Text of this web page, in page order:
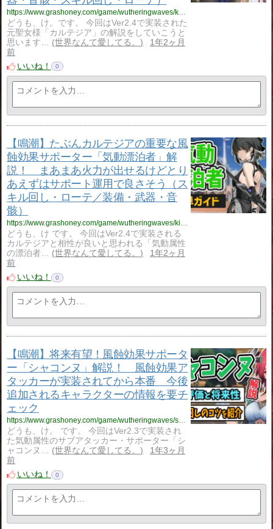
https://www.grashoney.com/game/wutheringwaves/karutezia_kaisetu
どうも、け。です。 今回はVer2.4で実装された
元聖女様「カルテジア」の解説をしていこうと
思います…
世界なんて愛してる。
1年2ヶ月
前
いいね！
0
【鳴潮】たぶんカルテジアの重要な風
蝕効果サポーター「気動漂泊者」解
説！ まあまあ火力が出せるけどとり
あえずはサポート運用で良さそう（ス
キル回し・ローテ／装備・武器・音
骸）
https://www.grashoney.com/game/wutheringwaves/kidou-hyouhakusya_kaisetu
どうも、け です。 今回はVer2.4で実装される
カルテジアと相性が良いと思われる「気動属性
の漂泊者…
世界なんて愛してる。
1年2ヶ月
前
いいね！
0
【鳴潮】将来有望！風蝕効果サポータ
ー「シャコンヌ」解説！ 風蝕効果ア
タッカーが実装されてから本番 今後
追加されるキャラクターの情報を要チ
ェック
https://www.grashoney.com/game/wutheringwaves/syakonnnu_kaisetu
どうも、け。 です。 今回はVer2.3で実装され
た気動属性のサブアタッカー・サポーター「シ
ャコンヌ…
世界なんて愛してる。
1年3ヶ月
前
いいね！
0